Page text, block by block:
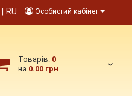
Особистий кабінет
RU
Товарів: 0
на 0.00 грн